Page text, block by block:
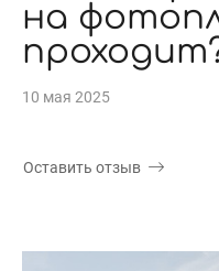
на
10 мая 2025
Оставить отзыв